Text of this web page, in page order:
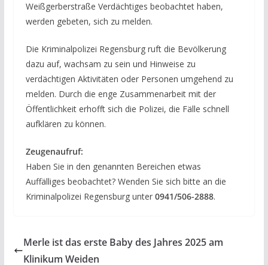
Weißgerberstraße Verdächtiges beobachtet haben,
werden gebeten, sich zu melden.
Die Kriminalpolizei Regensburg ruft die Bevölkerung
dazu auf, wachsam zu sein und Hinweise zu
verdächtigen Aktivitäten oder Personen umgehend zu
melden. Durch die enge Zusammenarbeit mit der
Öffentlichkeit erhofft sich die Polizei, die Fälle schnell
aufklären zu können.
Zeugenaufruf:
Haben Sie in den genannten Bereichen etwas
Auffälliges beobachtet? Wenden Sie sich bitte an die
Kriminalpolizei Regensburg unter 0941/506-2888.
Merle ist das erste Baby des Jahres 2025 am
Klinikum Weiden